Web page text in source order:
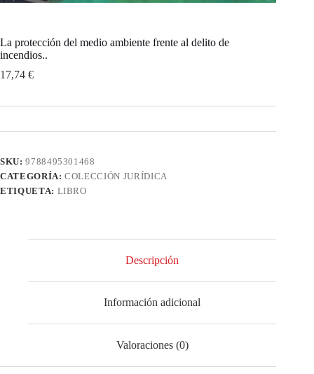
La protección del medio ambiente frente al delito de
incendios..
17,74 €
SKU:9788495301468
CATEGORÍA:COLECCIÓN JURÍDICA
ETIQUETA: LIBRO
Descripción
Información adicional
Valoraciones (0)